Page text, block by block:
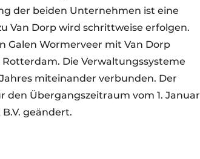
der beiden Unternehmen ist eine
Van Dorp wird schrittweise erfolgen.
Galen Wormerveer mit Van Dorp
Die Verwaltungssysteme
miteinander verbunden. Der
den Übergangszeitraum vom 1. Januar
geändert.